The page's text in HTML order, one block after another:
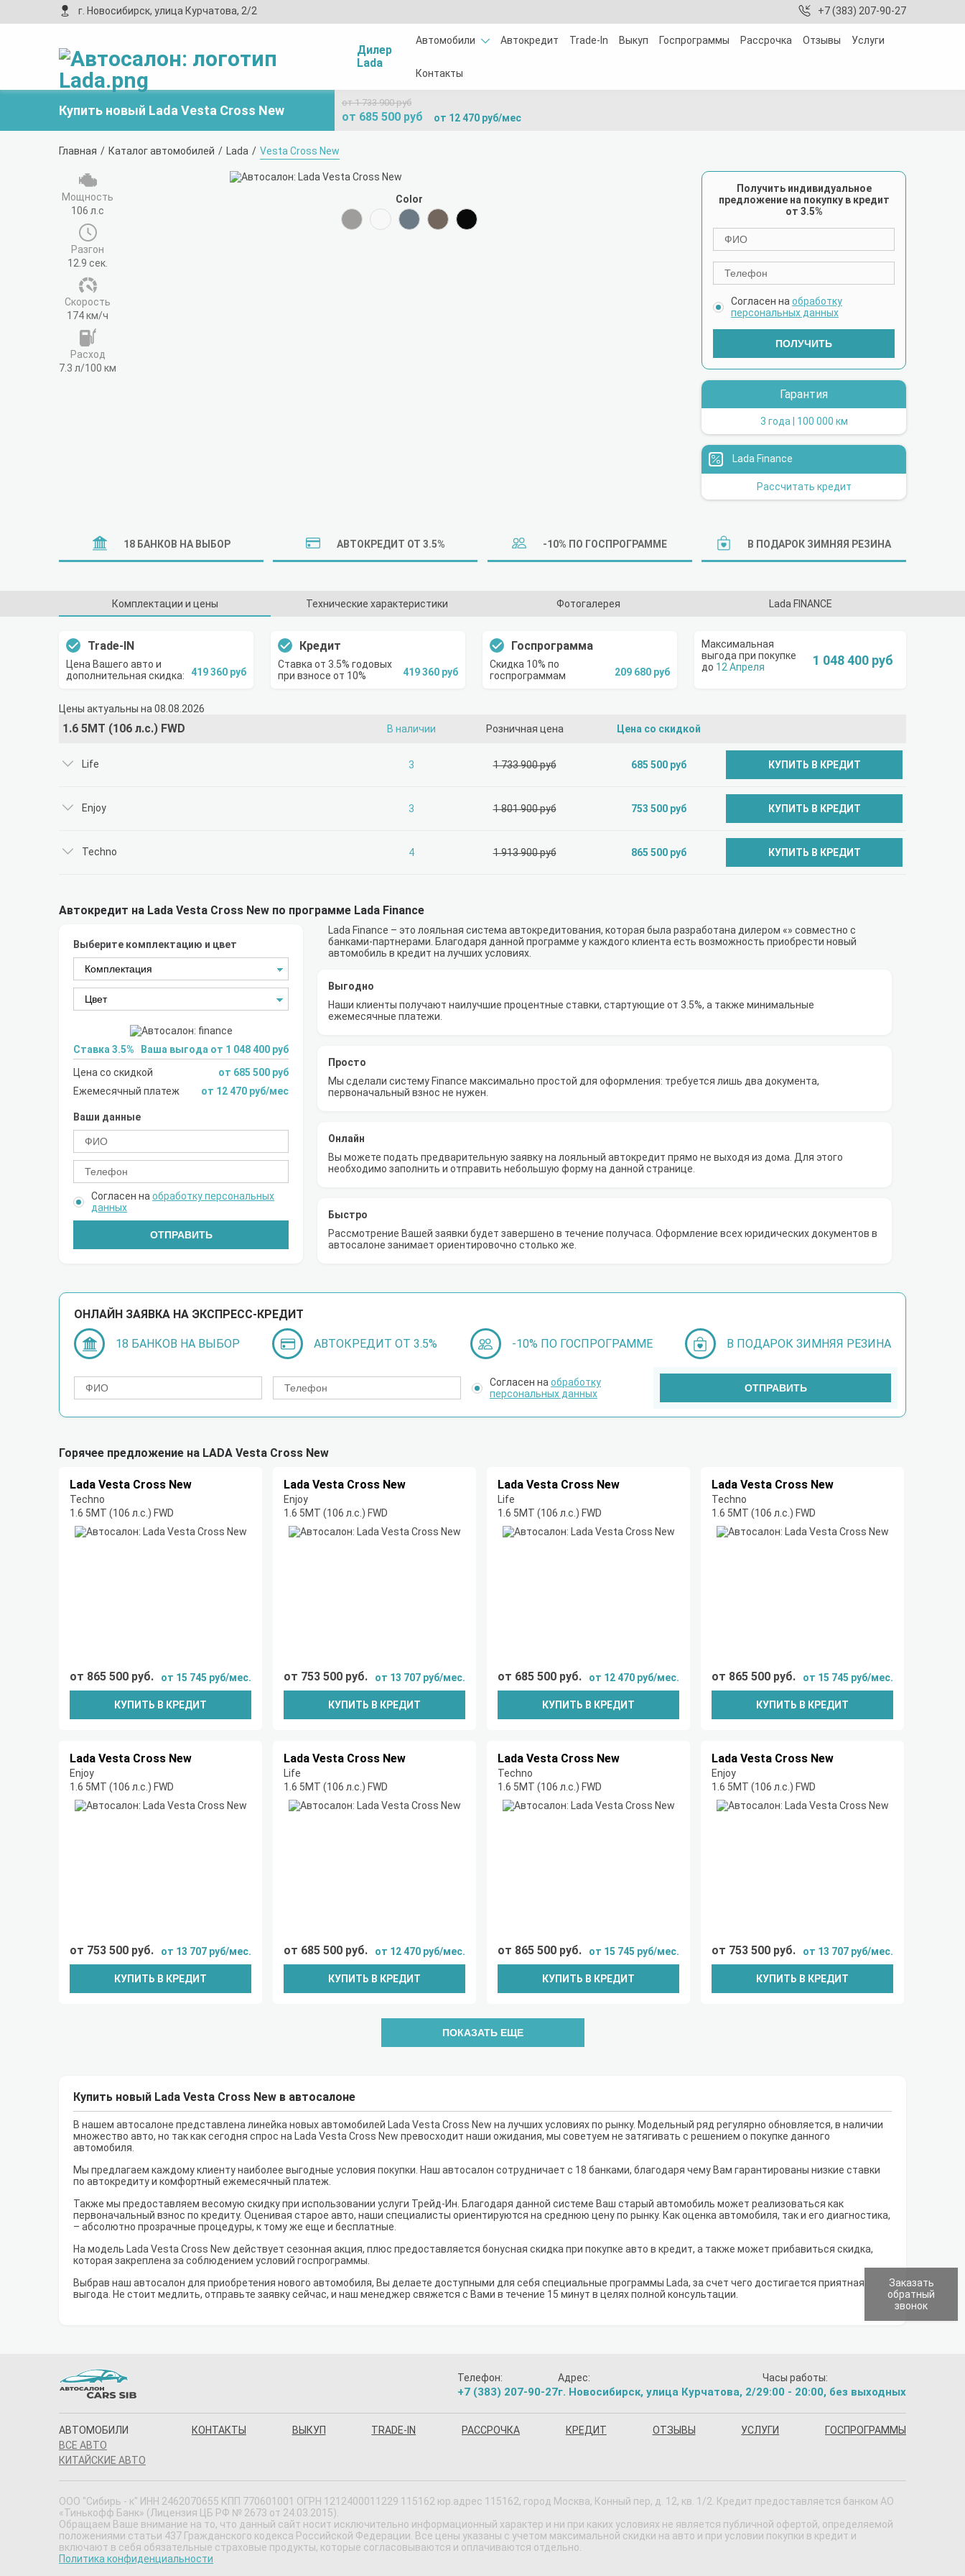
г. Новосибирск, улица Курчатова, 2/2 +7 (383) 207-90-27
Дилер
Lada
Автомобили Автокредит Trade-In Выкуп Госпрограммы Рассрочка Отзывы Услуги
Контакты
Купить новый Lada Vesta Cross New
от 1 733 900 руб
от 685 500 руб от 12 470 руб/мес
Главная Каталог автомобилей Lada Vesta Cross New
Мощность
106 л.с
Разгон
12.9 сек.
Cкорость
174 км/ч
Расход
7.3 л/100 км
Color
Получить индивидуальное
предложение на покупку в кредит
от 3.5%
Согласен на обработку
персональных данных
ПОЛУЧИТЬ
Гарантия
3 года | 100 000 км
Lada Finance
Рассчитать кредит
18 БАНКОВ НА ВЫБОР АВТОКРЕДИТ ОТ 3.5% -10% ПО ГОСПРОГРАММЕ В ПОДАРОК ЗИМНЯЯ РЕЗИНА
Комплектации и цены Технические характеристики Фотогалерея Lada FINANCE
Trade-IN
Цена Вашего авто и
дополнительная скидка:
419 360 руб
Кредит
Ставка от 3.5% годовых
при взносе от 10%
419 360 руб
Госпрограмма
Скидка 10% по
госпрограммам
209 680 руб 12 Апреля 1 048 400 руб
Цены актуальны на 08.08.2026
1.6 5MT (106 л.с.) FWD В наличии Розничная цена Цена со скидкой
Life 3 1 733 900 руб 685 500 руб КУПИТЬ В КРЕДИТ
Enjoy 3 1 801 900 руб 753 500 руб КУПИТЬ В КРЕДИТ
Techno 4 1 913 900 руб 865 500 руб КУПИТЬ В КРЕДИТ
Автокредит на Lada Vesta Cross New по программе Lada Finance
Выберите комплектацию и цвет
Ставка 3.5%
Ваша выгода от 1 048 400 руб
Цена со скидкой
от 685 500 руб
Ежемесячный платеж
от 12 470 руб/мес
Ваши данные
Согласен на обработку персональных
данных
ОТПРАВИТЬ
Lada Finance – это лояльная система автокредитования, которая была разработана дилером «» совместно с
банками-партнерами. Благодаря данной программе у каждого клиента есть возможность приобрести новый
автомобиль в кредит на лучших условиях.
Выгодно
Наши клиенты получают наилучшие процентные ставки, стартующие от 3.5%, а также минимальные
ежемесячные платежи.
Просто
Мы сделали систему Finance максимально простой для оформления: требуется лишь два документа,
первоначальный взнос не нужен.
Онлайн
Вы можете подать предварительную заявку на лояльный автокредит прямо не выходя из дома. Для этого
необходимо заполнить и отправить небольшую форму на данной странице.
Быстро
Рассмотрение Вашей заявки будет завершено в течение получаса. Оформление всех юридических документов в
автосалоне занимает ориентировочно столько же.
ОНЛАЙН ЗАЯВКА НА ЭКСПРЕСС-КРЕДИТ
18 БАНКОВ НА ВЫБОР АВТОКРЕДИТ ОТ 3.5% -10% ПО ГОСПРОГРАММЕ В ПОДАРОК ЗИМНЯЯ РЕЗИНА
Согласен на обработку
персональных данных
ОТПРАВИТЬ
Горячее предложение на LADA Vesta Cross New
Lada Vesta Cross New
Techno
1.6 5MT (106 л.с.) FWD
от 865 500 руб. от 15 745 руб/мес.
КУПИТЬ В КРЕДИТ
Lada Vesta Cross New
Enjoy
1.6 5MT (106 л.с.) FWD
от 753 500 руб. от 13 707 руб/мес.
КУПИТЬ В КРЕДИТ
Lada Vesta Cross New
Life
1.6 5MT (106 л.с.) FWD
от 685 500 руб. от 12 470 руб/мес.
КУПИТЬ В КРЕДИТ
Lada Vesta Cross New
Techno
1.6 5MT (106 л.с.) FWD
от 865 500 руб. от 15 745 руб/мес.
КУПИТЬ В КРЕДИТ
Lada Vesta Cross New
Enjoy
1.6 5MT (106 л.с.) FWD
от 753 500 руб. от 13 707 руб/мес.
КУПИТЬ В КРЕДИТ
Lada Vesta Cross New
Life
1.6 5MT (106 л.с.) FWD
от 685 500 руб. от 12 470 руб/мес.
КУПИТЬ В КРЕДИТ
Lada Vesta Cross New
Techno
1.6 5MT (106 л.с.) FWD
от 865 500 руб. от 15 745 руб/мес.
КУПИТЬ В КРЕДИТ
Lada Vesta Cross New
Enjoy
1.6 5MT (106 л.с.) FWD
от 753 500 руб. от 13 707 руб/мес.
КУПИТЬ В КРЕДИТ
ПОКАЗАТЬ ЕЩЕ
Купить новый Lada Vesta Cross New в автосалоне
В нашем автосалоне представлена линейка новых автомобилей Lada Vesta Cross New на лучших условиях по рынку. Модельный ряд регулярно обновляется, в наличии
множество авто, но так как сегодня спрос на Lada Vesta Cross New превосходит наши ожидания, мы советуем не затягивать с решением о покупке данного
автомобиля.
Мы предлагаем каждому клиенту наиболее выгодные условия покупки. Наш автосалон сотрудничает с 18 банками, благодаря чему Вам гарантированы низкие ставки
по автокредиту и комфортный ежемесячный платеж.
Также мы предоставляем весомую скидку при использовании услуги Трейд-Ин. Благодаря данной системе Ваш старый автомобиль может реализоваться как
первоначальный взнос по кредиту. Оценивая старое авто, наши специалисты ориентируются на среднюю цену по рынку. Как оценка автомобиля, так и его диагностика,
– абсолютно прозрачные процедуры, к тому же еще и бесплатные.
На модель Lada Vesta Cross New действует сезонная акция, плюс предоставляется бонусная скидка при покупке авто в кредит, а также может прибавиться скидка,
которая закреплена за соблюдением условий госпрограммы.
Выбрав наш автосалон для приобретения нового автомобиля, Вы делаете доступными для себя специальные программы Lada, за счет чего достигается приятная
выгода. Не стоит медлить, отправьте заявку сейчас, и наш менеджер свяжется с Вами в течение 15 минут в целях полной консультации.
Телефон:
+7 (383) 207-90-27
Адрес:
г. Новосибирск, улица Курчатова, 2/2
Часы работы:
9:00 - 20:00, без выходных
АВТОМОБИЛИ
ВСЕ АВТО
КИТАЙСКИЕ АВТО
КОНТАКТЫ ВЫКУП TRADE-IN РАССРОЧКА КРЕДИТ ОТЗЫВЫ УСЛУГИ ГОСПРОГРАММЫ
ООО "Сибирь - к" ИНН 2462070655 КПП 770601001 ОГРН 1212400011229 115162 юр.адрес 115162, город Москва, Конный пер, д. 12, кв. 1/2. Кредит предоставляется банком АО
«Тинькофф Банк» (Лицензия ЦБ РФ № 2673 от 24.03.2015).
Обращаем Ваше внимание на то, что данный сайт носит исключительно информационный характер и ни при каких условиях не является публичной офертой, определяемой
положениями статьи 437 Гражданского кодекса Российской Федерации. Все цены указаны с учетом максимальной скидки на авто и при условии покупки в кредит и
включают в себя обязательные страховые продукты, которые согласовываются и оплачиваются отдельно.
Политика конфиденциальности
Заказать
обратный
звонок